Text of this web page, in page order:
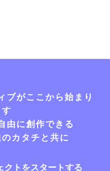
ブがここから始まり
由に創作できる
カタチと共に
クトをスタートする